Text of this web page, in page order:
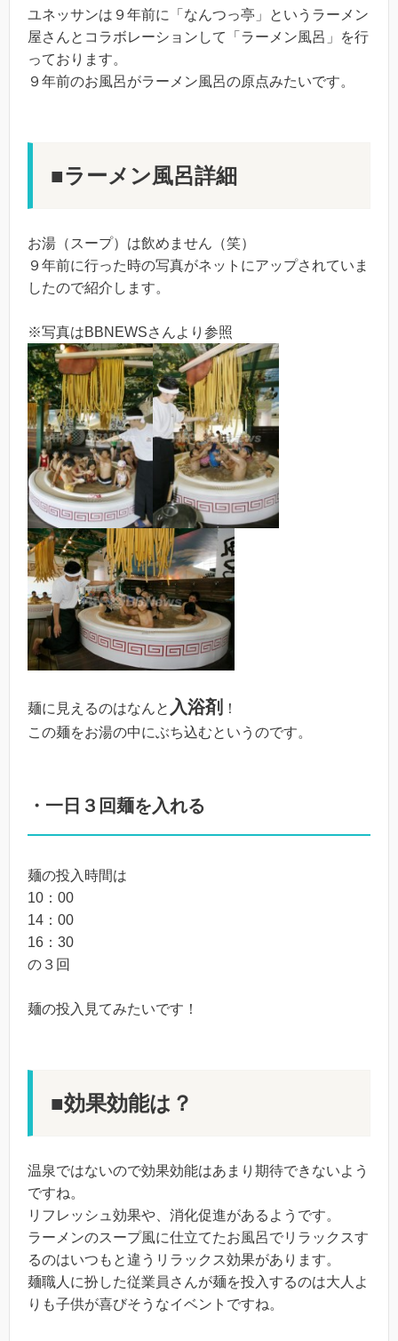
ユネッサンは９年前に「なんつっ亭」というラーメン
屋さんとコラボレーションして「ラーメン風呂」を行
っております。
９年前のお風呂がラーメン風呂の原点みたいです。
■ラーメン風呂詳細
お湯（スープ）は飲めません（笑）
９年前に行った時の写真がネットにアップされていま
したので紹介します。
※写真はBBNEWSさんより参照
麺に見えるのはなんと 入浴剤
！
この麺をお湯の中にぶち込むというのです。
・一日３回麺を入れる
麺の投入時間は
10：00
14：00
16：30
の３回
麺の投入見てみたいです！
■効果効能は？
温泉ではないので効果効能はあまり期待できないよう
ですね。
リフレッシュ効果や、消化促進があるようです。
ラーメンのスープ風に仕立てたお風呂でリラックスす
るのはいつもと違うリラックス効果があります。
麺職人に扮した従業員さんが麺を投入するのは大人よ
りも子供が喜びそうなイベントですね。